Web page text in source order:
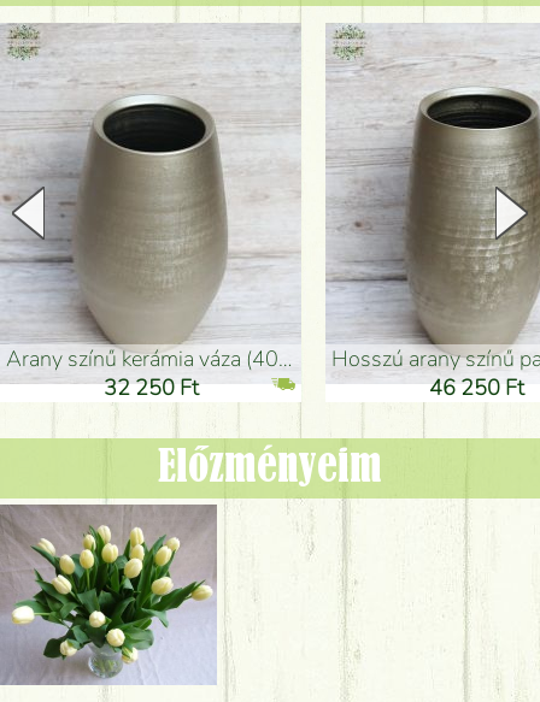
arany színű kerámia váza (40x26cm)
32 250 Ft
hosszú arany színű
46 250 Ft
Előzményeim